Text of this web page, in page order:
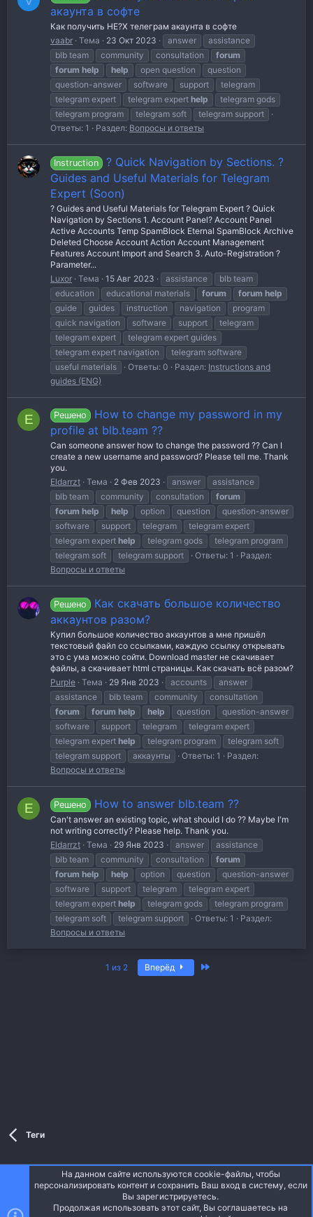
акаунта в софте
Как получить HE?X телеграм акаунта в софте
vaabr Тема 23 Окт 2023 answer
assistance
blb team
community consultation
forum
forum help help open question
question
question-answer
software support
telegram
telegram expert
telegram expert help
telegram gods
telegram program
telegram soft
telegram support
Ответы: 1
Раздел: Вопросы и ответы
Instruction
? Quick Navigation by Sections. ?
Guides and Useful Materials for Telegram
Expert (Soon)
? Guides and Useful Materials for Telegram Expert ? Quick
Navigation by Sections 1. Account Panel? Account Panel
Active Accounts Temp SpamBlock Eternal SpamBlock Archive
Deleted Choose Account Action Account Management
Features Account Import and Search 3. Auto-Registration ?
Parameter...
Luxor Тема 15 Авг 2023 assistance
blb team
education
educational materials forum forum help
guide
guides instruction navigation
program
quick navigation
software support
telegram
telegram expert
telegram expert guides
telegram expert navigation
telegram software
useful materials
Ответы: 0 Раздел: Instructions and
guides (ENG)
E Решено
How to change my password in my
profile at blb.team ??
Can someone answer how to change the password ?? Can I
create a new username and password? Please tell me. Thank
you.
Eldarrzt Тема 2 Фев 2023 answer
assistance
blb team
community consultation
forum
forum help help option question
question-answer
software
support telegram
telegram expert
telegram expert help telegram gods
telegram program
telegram soft
telegram support Ответы: 1
Раздел:
Вопросы и ответы
Решено
Как скачать большое количество
аккаунтов разом?
Купил большое количество аккаунтов а мне пришёл
текстовый файл со ссылками, каждую ссылку открывать
это с ума можно сойти. Download master не скачивает
файлы, а скачивает html страницы. Как скачать всё разом?
Purple Тема 29 Янв 2023 accounts
answer
assistance
blb team community
consultation
forum
forum help help question
question-answer
software
support telegram
telegram expert
telegram expert help telegram program
telegram soft
telegram support
аккаунты Ответы: 1
Раздел:
Вопросы и ответы
E Решено How to answer blb.team ??
Can't answer an existing topic, what should I do ?? Maybe I'm
not writing correctly? Please help. Thank you.
Eldarrzt Тема 29 Янв 2023 answer
assistance
blb team
community consultation
forum
forum help help option question
question-answer
software
support telegram
telegram expert
telegram expert help telegram gods
telegram program
telegram soft
telegram support Ответы: 1
Раздел:
Вопросы и ответы
1 из 2 Вперёд
Теги
Style and add-ons by ThemeHouse
Перевод от Jumuro ®
Запросы 16 Время 0.0550s Память 4.12MB
На данном сайте используются cookie-файлы, чтобы
персонализировать контент и сохранить Ваш вход в систему, если
Вы зарегистрируетесь.
Продолжая использовать этот сайт, Вы соглашаетесь на